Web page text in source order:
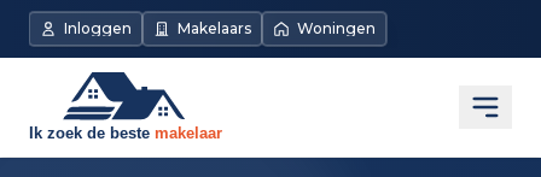
Inloggen Makelaars Woningen